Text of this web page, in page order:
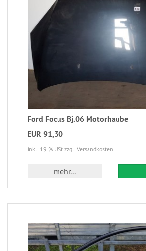
Ford Focus Bj.06 Motorhaube
EUR 91,30
inkl. 19 % USt zzgl. Versandkosten
mehr...